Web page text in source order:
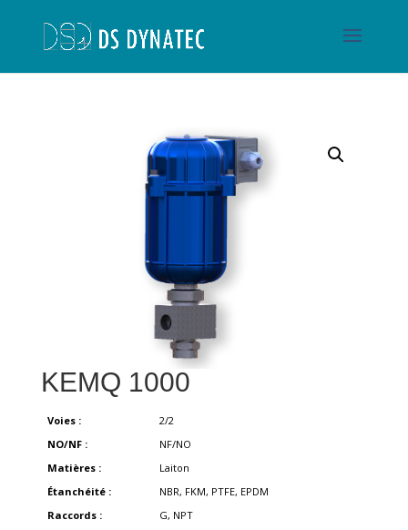
KEMQ 1000
Voies :
2/2
NO/NF :
NF/NO
Matières :
Laiton
Étanchéité :
NBR, FKM, PTFE, EPDM
Raccords :
G, NPT